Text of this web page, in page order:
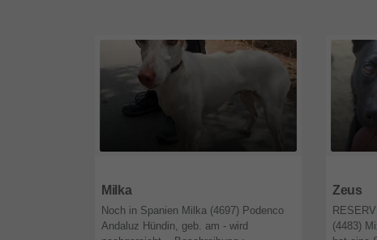
Milka
Noch in Spanien Milka (4697) Podenco
Andaluz Hündin, geb. am - wird
Zeus
(4483)